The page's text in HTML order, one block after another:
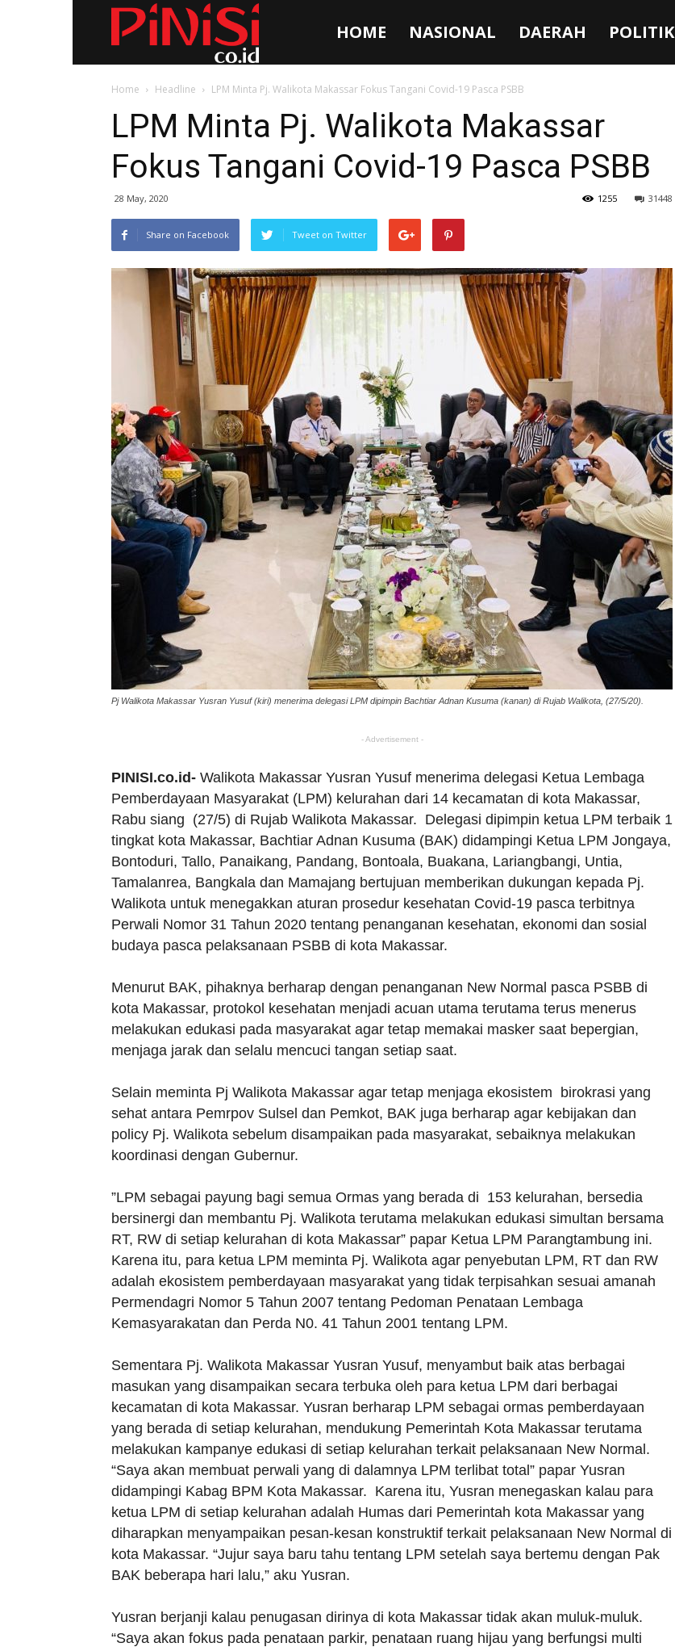
HOME NASIONAL DAERAH POLITIK
Home Headline LPM Minta Pj. Walikota Makassar Fokus Tangani Covid-19 Pasca PSBB
LPM Minta Pj. Walikota Makassar
Fokus Tangani Covid-19 Pasca PSBB
28 May, 2020 31448
1255
Share on Facebook Tweet on Twitter
Pj Walikota Makassar Yusran Yusuf (kiri) menerima delegasi LPM dipimpin Bachtiar Adnan Kusuma (kanan) di Rujab Walikota, (27/5/20).
- Advertisement -
PINISI.co.id- Walikota Makassar Yusran Yusuf menerima delegasi Ketua Lembaga
Pemberdayaan Masyarakat (LPM) kelurahan dari 14 kecamatan di kota Makassar,
Rabu siang (27/5) di Rujab Walikota Makassar. Delegasi dipimpin ketua LPM terbaik 1
tingkat kota Makassar, Bachtiar Adnan Kusuma (BAK) didampingi Ketua LPM Jongaya,
Bontoduri, Tallo, Panaikang, Pandang, Bontoala, Buakana, Lariangbangi, Untia,
Tamalanrea, Bangkala dan Mamajang bertujuan memberikan dukungan kepada Pj.
Walikota untuk menegakkan aturan prosedur kesehatan Covid-19 pasca terbitnya
Perwali Nomor 31 Tahun 2020 tentang penanganan kesehatan, ekonomi dan sosial
budaya pasca pelaksanaan PSBB di kota Makassar.
Menurut BAK, pihaknya berharap dengan penanganan New Normal pasca PSBB di
kota Makassar, protokol kesehatan menjadi acuan utama terutama terus menerus
melakukan edukasi pada masyarakat agar tetap memakai masker saat bepergian,
menjaga jarak dan selalu mencuci tangan setiap saat.
Selain meminta Pj Walikota Makassar agar tetap menjaga ekosistem birokrasi yang
sehat antara Pemrpov Sulsel dan Pemkot, BAK juga berharap agar kebijakan dan
policy Pj. Walikota sebelum disampaikan pada masyarakat, sebaiknya melakukan
koordinasi dengan Gubernur.
”LPM sebagai payung bagi semua Ormas yang berada di 153 kelurahan, bersedia
bersinergi dan membantu Pj. Walikota terutama melakukan edukasi simultan bersama
RT, RW di setiap kelurahan di kota Makassar” papar Ketua LPM Parangtambung ini.
Karena itu, para ketua LPM meminta Pj. Walikota agar penyebutan LPM, RT dan RW
adalah ekosistem pemberdayaan masyarakat yang tidak terpisahkan sesuai amanah
Permendagri Nomor 5 Tahun 2007 tentang Pedoman Penataan Lembaga
Kemasyarakatan dan Perda N0. 41 Tahun 2001 tentang LPM.
Sementara Pj. Walikota Makassar Yusran Yusuf, menyambut baik atas berbagai
masukan yang disampaikan secara terbuka oleh para ketua LPM dari berbagai
kecamatan di kota Makassar. Yusran berharap LPM sebagai ormas pemberdayaan
yang berada di setiap kelurahan, mendukung Pemerintah Kota Makassar terutama
melakukan kampanye edukasi di setiap kelurahan terkait pelaksanaan New Normal.
“Saya akan membuat perwali yang di dalamnya LPM terlibat total” papar Yusran
didampingi Kabag BPM Kota Makassar. Karena itu, Yusran menegaskan kalau para
ketua LPM di setiap kelurahan adalah Humas dari Pemerintah kota Makassar yang
diharapkan menyampaikan pesan-kesan konstruktif terkait pelaksanaan New Normal di
kota Makassar. “Jujur saya baru tahu tentang LPM setelah saya bertemu dengan Pak
BAK beberapa hari lalu,” aku Yusran.
Yusran berjanji kalau penugasan dirinya di kota Makassar tidak akan muluk-muluk.
“Saya akan fokus pada penataan parkir, penataan ruang hijau yang berfungsi multi